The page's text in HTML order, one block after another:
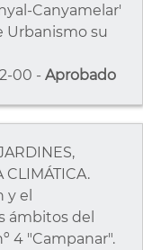
Canyamelar'
Urbanismo su
00 - Aprobado
CLIMÁTICA.
el
ámbitos del
4 "Campanar".